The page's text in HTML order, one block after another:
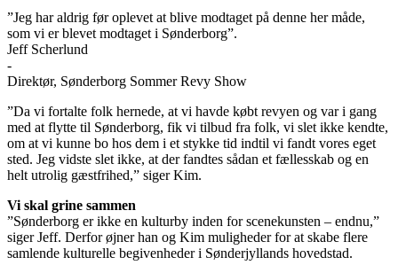
”Jeg har aldrig før oplevet at blive modtaget på denne her måde,
som vi er blevet modtaget i Sønderborg”.
Jeff Scherlund
-
Direktør, Sønderborg Sommer Revy Show
”Da vi fortalte folk hernede, at vi havde købt revyen og var i gang
med at flytte til Sønderborg, fik vi tilbud fra folk, vi slet ikke kendte,
om at vi kunne bo hos dem i et stykke tid indtil vi fandt vores eget
sted. Jeg vidste slet ikke, at der fandtes sådan et fællesskab og en
helt utrolig gæstfrihed,” siger Kim.
Vi skal grine sammen
”Sønderborg er ikke en kulturby inden for scenekunsten – endnu,”
siger Jeff. Derfor øjner han og Kim muligheder for at skabe flere
samlende kulturelle begivenheder i Sønderjyllands hovedstad.